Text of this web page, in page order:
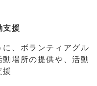
支援
、ボランティアグル
場所の提供や、活動
援